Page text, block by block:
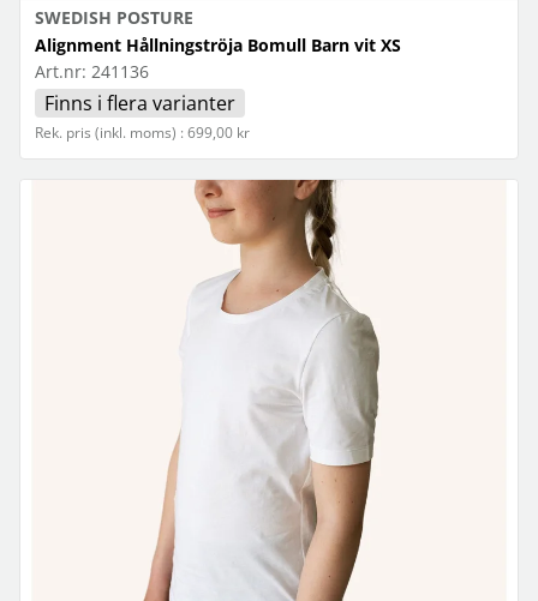
SWEDISH POSTURE
Alignment Hållningströja Bomull Barn vit XS
Art.nr: 241136
Finns i flera varianter
Rek. pris (inkl. moms) : 699,00 kr